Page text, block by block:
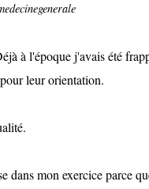
à l'époque j'avais été
leur orientation.
dans mon exercice parce